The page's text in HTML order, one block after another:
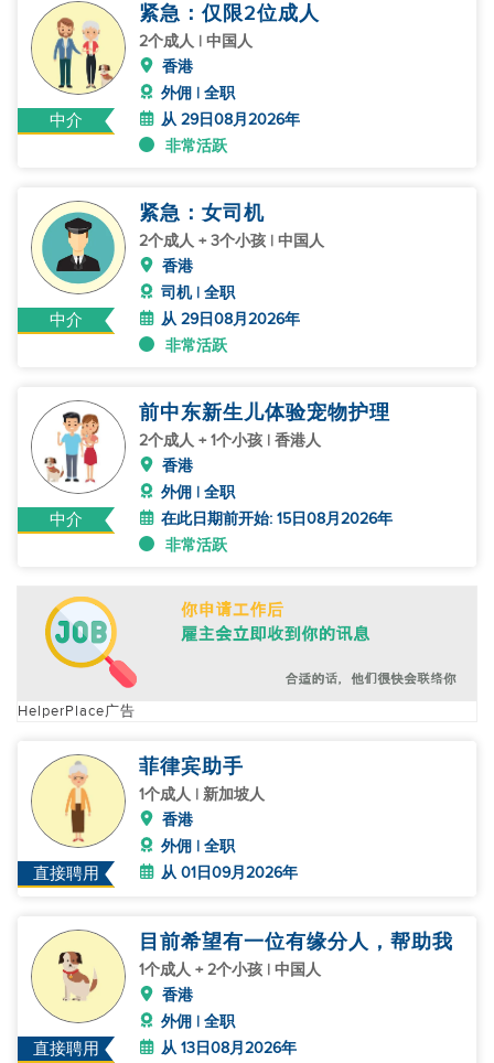
中介
紧急：仅限2位成人
2个成人 | 中国人
香港
外佣 | 全职
从 29日08月2026年
非常活跃
中介
紧急：女司机
2个成人 + 3个小孩 | 中国人
香港
司机 | 全职
从 29日08月2026年
非常活跃
中介
前中东新生儿体验宠物护理
2个成人 + 1个小孩 | 香港人
香港
外佣 | 全职
在此日期前开始: 15日08月2026年
非常活跃
HelperPlace广告
直接聘用
菲律宾助手
1个成人 | 新加坡人
香港
外佣 | 全职
从 01日09月2026年
直接聘用
目前希望有一位有缘分人，帮助我
1个成人 + 2个小孩 | 中国人
香港
外佣 | 全职
从 13日08月2026年